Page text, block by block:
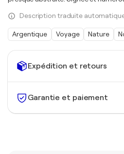
Expédition et retours
Garantie et paiement
Description traduite
Argentique Voyage Nature